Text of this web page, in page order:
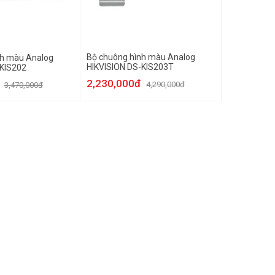
màu Analog
3,470,000đ
Bộ chuông hình màu Analog
HIKVISION DS-KIS203T
2,230,000đ 4,290,000đ